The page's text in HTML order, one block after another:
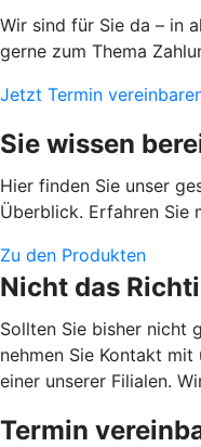
Wir sind für Sie da – in
gerne zum Thema
Jetzt Termin
Sie wissen
Hier finden Sie unser
Überblick. Erfahren Sie
Zu den Produkten
Nicht das
Sollten Sie bisher nicht
nehmen Sie Kontakt
einer unserer Filialen.
Termin